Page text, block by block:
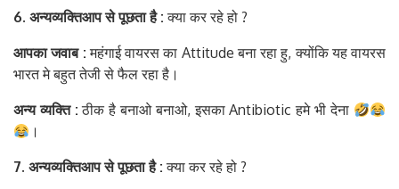
6. अन्यव्यक्तिआप से पूछता है: क्या कर रहे हो ?
आपका जवाब: महंगाई वायरस का Attitude बना रहा हु, क्योंकि यह वायरस
भारत मे बहुत तेजी से फैल रहा है।
अन्य व्यक्ति: ठीक है बनाओ बनाओ, इसका Antibiotic हमे भी देना
।
7. अन्यव्यक्तिआप से पूछता है: क्या कर रहे हो ?